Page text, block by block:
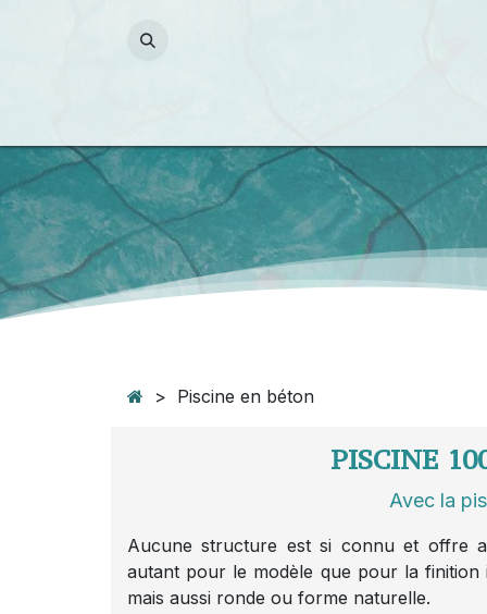
> Piscine en béton
PISCINE
Avec la
Aucune structure est si connu et offre
autant pour le modèle que pour la
mais aussi ronde ou forme naturelle.